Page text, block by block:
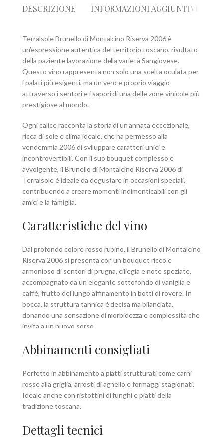
DESCRIZIONE INFORMAZIONI AGGIUNTIVE
Terralsole Brunello di Montalcino Riserva 2006 è
un’espressione autentica del territorio toscano, risultato
della paziente lavorazione della varietà Sangiovese.
Questo vino rappresenta non solo una scelta oculata per
i palati più esigenti, ma un vero e proprio viaggio
attraverso i sentori e i sapori di una delle zone vinicole più
prestigiose al mondo.
Ogni calice racconta la storia di un’annata eccezionale,
ricca di sole e clima ideale, che ha permesso alla
vendemmia 2006 di sviluppare caratteri unici e
incontrovertibili. Con il suo bouquet complesso e
avvolgente, il Brunello di Montalcino Riserva 2006 di
Terralsole è ideale da degustare in occasioni speciali,
contribuendo a creare momenti indimenticabili con gli
amici e la famiglia.
Caratteristiche del vino
Dal profondo colore rosso rubino, il Brunello di Montalcino
Riserva 2006 si presenta con un bouquet ricco e
armonioso di sentori di prugna, ciliegia e note speziate,
accompagnato da un elegante sottofondo di vaniglia e
caffè, frutto del lungo affinamento in botti di rovere. In
bocca, la struttura tannica è decisa ma bilanciata,
donando una sensazione di morbidezza e complessità che
invita a un nuovo sorso.
Abbinamenti consigliati
Perfetto in abbinamento a piatti strutturati come carni
rosse alla griglia, arrosti di agnello e formaggi stagionati.
Ideale anche con ristottini di funghi e piatti della
tradizione toscana.
Dettagli tecnici